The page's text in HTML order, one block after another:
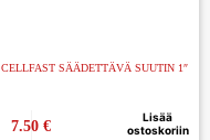
CELLFAST SÄÄDETTÄVÄ SUUTIN 1″
7.50€
Lisää
ostoskoriin